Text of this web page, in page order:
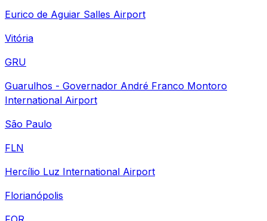
Eurico de Aguiar Salles Airport
Vitória
GRU
Guarulhos - Governador André Franco Montoro
International Airport
São Paulo
FLN
Hercílio Luz International Airport
Florianópolis